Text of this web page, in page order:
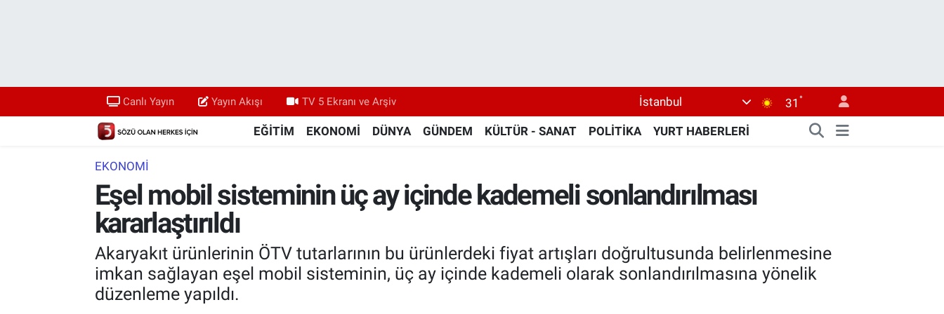
Canlı Yayın Yayın Akışı TV 5 Ekranı ve Arşiv İstanbul 31 °
EĞİTİM EKONOMİ DÜNYA GÜNDEM KÜLTÜR - SANAT POLİTİKA YURT HABERLERİ
EKONOMİ
Eşel mobil sisteminin üç ay içinde kademeli sonlandırılması
kararlaştırıldı
Akaryakıt ürünlerinin ÖTV tutarlarının bu ürünlerdeki fiyat artışları doğrultusunda belirlenmesine
imkan sağlayan eşel mobil sisteminin, üç ay içinde kademeli olarak sonlandırılmasına yönelik
düzenleme yapıldı.
Yayın Akışı
TV 5 Ekranı ve Arşiv